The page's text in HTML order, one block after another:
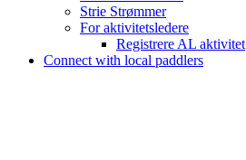
Strie Strømmer
For aktivitetsledere
Registrere AL aktivitet
Connect with local paddlers